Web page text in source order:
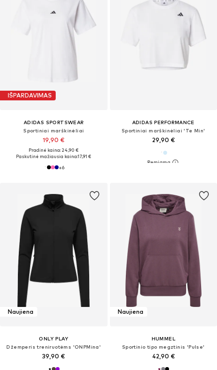
IŠPARDAVIMAS
ADIDAS SPORTSWEAR
Sportiniai marškinėliai
19,90 €
Pradinė kaina: 24,90 €
Paskutinė mažiausia kaina:17,91 €
+6
ADIDAS PERFORMANCE
Sportiniai marškinėliai 'Te Min'
29,90 €
Naujiena
ONLY PLAY
Džemperis treniruotėms 'ONPMina'
39,90 €
Naujiena
HUMMEL
Sportinio tipo megztinis 'Pulse'
42,90 €